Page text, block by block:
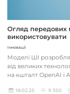
Огляд передових
використовувати
Інновації
Моделі ШІ
від великих
на кшталт OpenAI і
18.02.25 9 350